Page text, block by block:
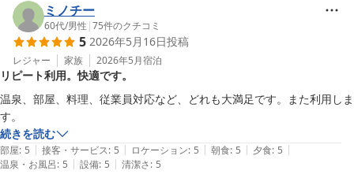
私自身、子育て中ということもあり、ご懐妊中という特別な時期に
当宿でお過ごしいただけたことを大変嬉しく思っております。
お部屋の露天風呂で、周りを気にせずゆっくりと心身をリラックス
していただけたようで安心いたしました。
また、お食事につきましてもご満足いただけたとのこと、調理スタ
ッフと共に喜んでおります。妊娠中という大切な時期ですので、少
しでも安心してお召し上がりいただけるよう配慮させていただきま
した。
ミノチー
60代/男性 |75件のクチコミ
5 2026年5月16日投稿
レジャー 家族 2026年5月宿泊
リピート利用。快適です。
温泉、部屋、料理、従業員対応など、どれも大満足です。また利用しま
す。
続きを読む
部屋: 5 | 接客・サービス: 5 | ロケーション: 5 | 朝食: 5 | 夕食: 5 |
温泉・お風呂: 5 | 設備: 5 | 清潔さ: 5